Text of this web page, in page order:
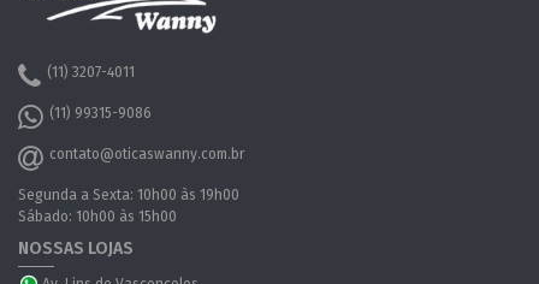
(11) 3207-4011
(11) 99315-9086
contato@oticaswanny.com.br
Segunda a Sexta: 10h00 às 19h00
Sábado: 10h00 às 15h00
NOSSAS LOJAS